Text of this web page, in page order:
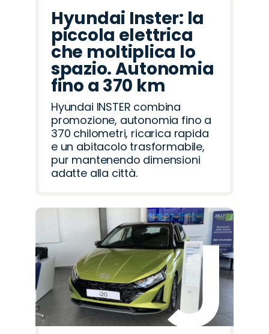
Hyundai Inster: la
piccola elettrica
che moltiplica lo
spazio. Autonomia
fino a 370 km
Hyundai INSTER combina
promozione, autonomia fino a
370 chilometri, ricarica rapida
e un abitacolo trasformabile,
pur mantenendo dimensioni
adatte alla città.